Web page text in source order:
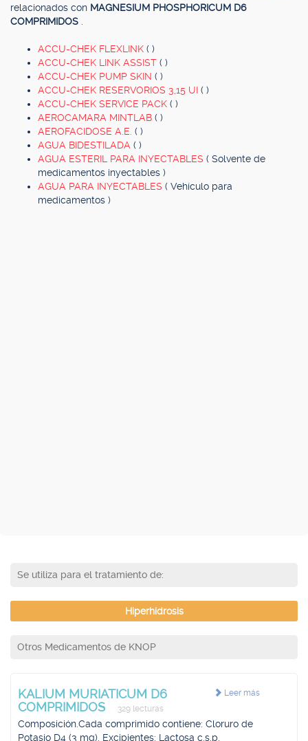
relacionados con MAGNESIUM PHOSPHORICUM D6
COMPRIMIDOS
ACCU-CHEK FLEXLINK ( )
ACCU-CHEK LINK ASSIST ( )
ACCU-CHEK PUMP SKIN ( )
ACCU-CHEK RESERVORIOS 3,15 UI ( )
ACCU-CHEK SERVICE PACK ( )
AEROCAMARA MINTLAB ( )
AEROFACIDOSE A.E. ( )
AGUA BIDESTILADA ( )
AGUA ESTERIL PARA INYECTABLES ( Solvente de
medicamentos inyectables )
AGUA PARA INYECTABLES ( Vehículo para
medicamentos )
Se utiliza para el tratamiento de:
Hiperhidrosis
Otros Medicamentos de KNOP
Leer más
KALIUM MURIATICUM D6
COMPRIMIDOS
329 lecturas
Composición.Cada comprimido contiene: Cloruro de
Potasio D4 (3 mg). Excipientes: Lactosa c.s.p.